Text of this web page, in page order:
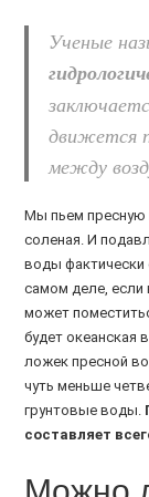
Ученые
движется
между
Мы пьем пресную
соленая. И
воды
самом деле, если
может
будет океанская
ложек пресной
чуть меньше
грунтовые воды.
составляет